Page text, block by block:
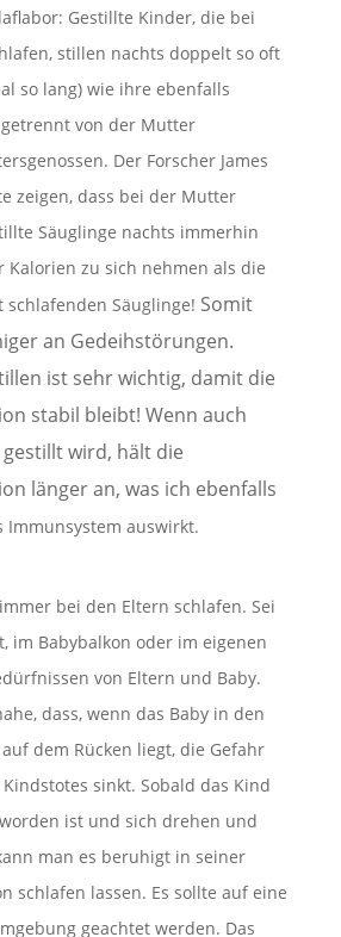
Gestillte Kinder, die bei
stillen nachts doppelt so oft
so lang) wie ihre ebenfalls
von der Mutter
Der Forscher James
zeigen, dass bei der Mutter
Säuglinge nachts immerhin
zu sich nehmen als die
schlafenden Säuglinge! Somit
an Gedeihstörungen.
ist sehr wichtig, damit die
stabil bleibt! Wenn auch
wird, hält die
länger an, was ich ebenfalls
Immunsystem auswirkt.
bei den Eltern schlafen. Sei
im Babybalkon oder im eigenen
von Eltern und Baby.
dass, wenn das Baby in den
dem Rücken liegt, die Gefahr
sinkt. Sobald das Kind
ist und sich drehen und
man es beruhigt in seiner
schlafen lassen. Es sollte auf eine
geachtet werden. Das